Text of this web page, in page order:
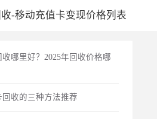
-移动充值卡变现价格列表
哪里好？2025年回收价格哪
回收的三种方法推荐